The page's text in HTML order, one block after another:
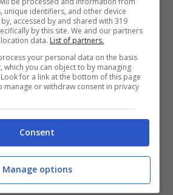
i luoghi di culto.
notturno sarà
19.00su tutto il territorio
20 marzo.
francesidi nuovo in
unique identifiers, and other device
accessed by and shared with 319
by this site. We and our partners
data. List of partners.
your personal data on the basis
which you can object to by managing
for a link at the bottom of this page
manage or withdraw consent in privacy
Consent
Manage options